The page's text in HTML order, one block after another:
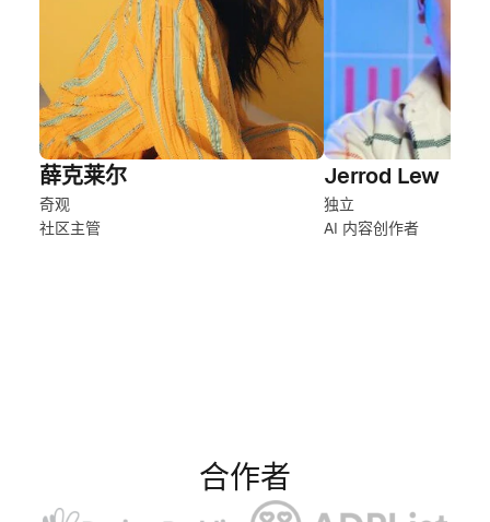
薛克莱尔
奇观
社区主管
Jerrod Lew
独立
AI 内容创作者
合作者